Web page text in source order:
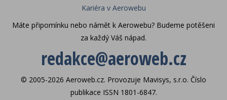
Kariéra v Aerowebu
Máte připomínku nebo námět k Aerowebu? Budeme potěšeni
za každý Váš nápad.
redakce@aeroweb.cz
© 2005-2026 Aeroweb.cz. Provozuje Mavisys, s.r.o. Číslo
publikace ISSN 1801-6847.